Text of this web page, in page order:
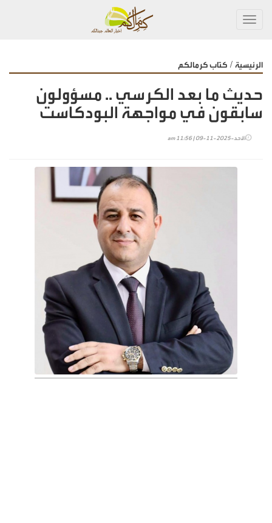
الرئيسية / كتاب كرمالكم
حديث ما بعد الكرسي .. مسؤولون
سابقون في مواجهة البودكاست
الأحد-2025-11-09 | 11:56 am